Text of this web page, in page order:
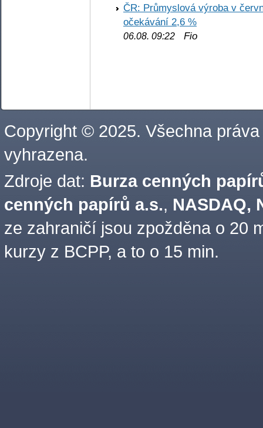
ČR: Průmyslová výroba v
očekávání 2,6 %
06.08. 09:22 Fio
Copyright © 2025. Všechna práva
vyhrazena.
Zdroje dat: Burza cenných
cenných papírů a.s., NASDAQ,
ze zahraničí jsou zpožděna o 20
kurzy z BCPP, a to o 15 min.